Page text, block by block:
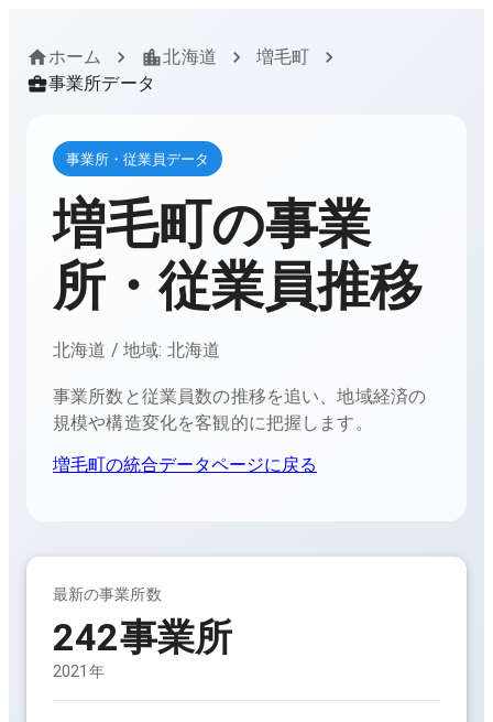
ホーム 北海道
増毛町
事業所データ
事業所・従業員データ
増毛町の事業
所・従業員推移
北海道 / 地域: 北海道
事業所数と従業員数の推移を追い、地域経済の
規模や構造変化を客観的に把握します。
増毛町の統合データページに戻る
最新の事業所数
242事業所
2021年